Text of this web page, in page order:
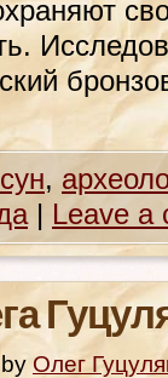
,
| Leave a
by Олег